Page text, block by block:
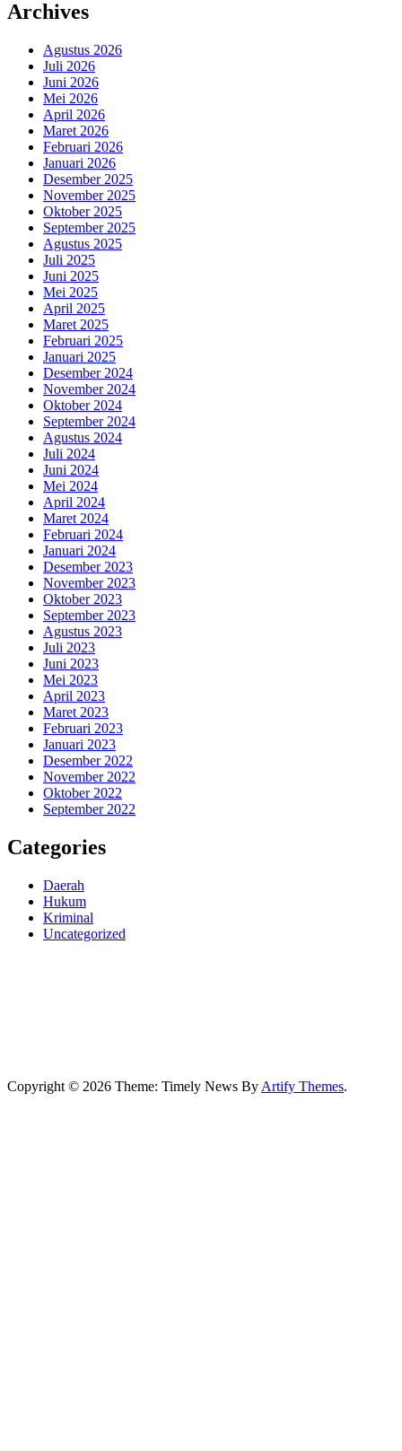
Archives
Agustus 2026
Juli 2026
Juni 2026
Mei 2026
April 2026
Maret 2026
Februari 2026
Januari 2026
Desember 2025
November 2025
Oktober 2025
September 2025
Agustus 2025
Juli 2025
Juni 2025
Mei 2025
April 2025
Maret 2025
Februari 2025
Januari 2025
Desember 2024
November 2024
Oktober 2024
September 2024
Agustus 2024
Juli 2024
Juni 2024
Mei 2024
April 2024
Maret 2024
Februari 2024
Januari 2024
Desember 2023
November 2023
Oktober 2023
September 2023
Agustus 2023
Juli 2023
Juni 2023
Mei 2023
April 2023
Maret 2023
Februari 2023
Januari 2023
Desember 2022
November 2022
Oktober 2022
September 2022
Categories
Daerah
Hukum
Kriminal
Uncategorized
Copyright © 2026 Theme: Timely News By Artify Themes.